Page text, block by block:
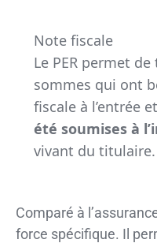
Note fiscale
Le PER permet
sommes qui ont
fiscale à l’entrée
été soumises à
vivant du titulaire.
Comparé à
force spécifique. Il